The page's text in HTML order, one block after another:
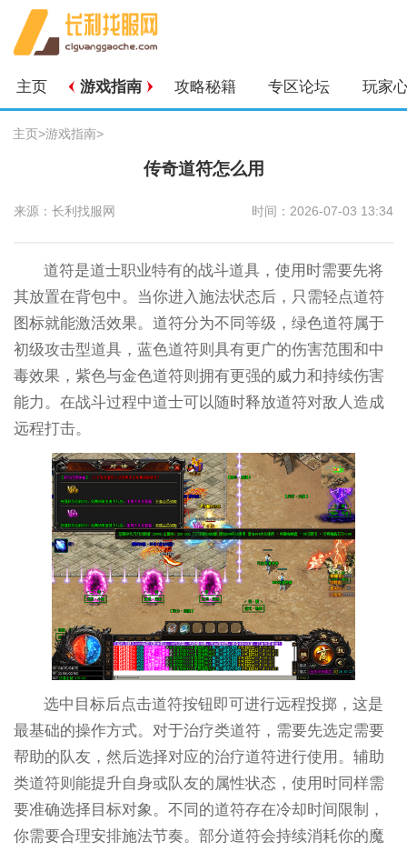
主页 游戏指南 攻略秘籍 专区论坛 玩家
主页>游戏指南>
传奇道符怎么用
来源：长利找服网 时间：2026-07-03 13:34
道符是道士职业特有的战斗道具，使用时需要先将
其放置在背包中。当你进入施法状态后，只需轻点道符
图标就能激活效果。道符分为不同等级，绿色道符属于
初级攻击型道具，蓝色道符则具有更广的伤害范围和中
毒效果，紫色与金色道符则拥有更强的威力和持续伤害
能力。在战斗过程中道士可以随时释放道符对敌人造成
远程打击。
选中目标后点击道符按钮即可进行远程投掷，这是
最基础的操作方式。对于治疗类道符，需要先选定需要
帮助的队友，然后选择对应的治疗道符进行使用。辅助
类道符则能提升自身或队友的属性状态，使用时同样需
要准确选择目标对象。不同的道符存在冷却时间限制，
你需要合理安排施法节奏。部分道符会持续消耗你的魔